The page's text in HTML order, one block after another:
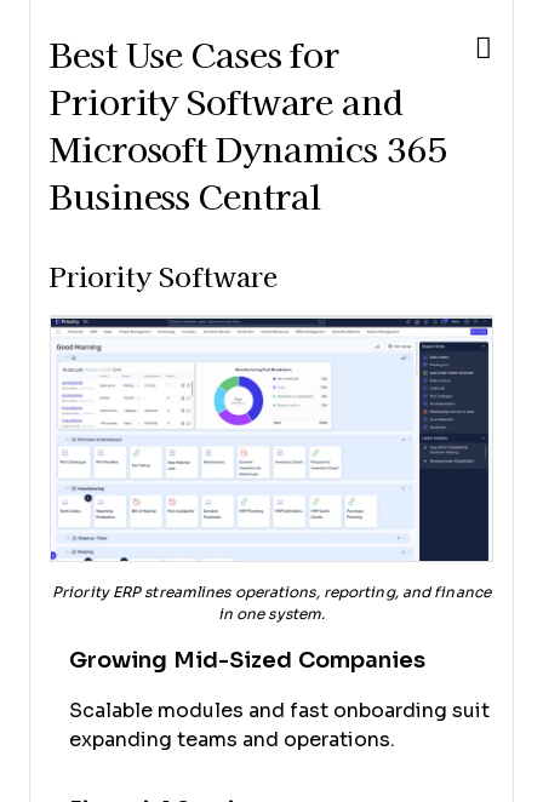
Best Use Cases for
Priority Software and
Microsoft Dynamics 365
Business Central
Priority Software
Priority ERP streamlines operations, reporting, and finance
in one system.
Growing Mid-Sized Companies
Scalable modules and fast onboarding suit
expanding teams and operations.